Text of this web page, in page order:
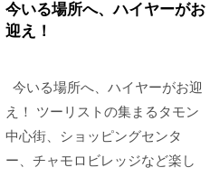
今いる場所へ、ハイヤーがお
迎え！
今いる場所へ、ハイヤーがお迎
え！ ツーリストの集まるタモン
中心街、ショッピングセンタ
ー、チャモロビレッジなど楽し